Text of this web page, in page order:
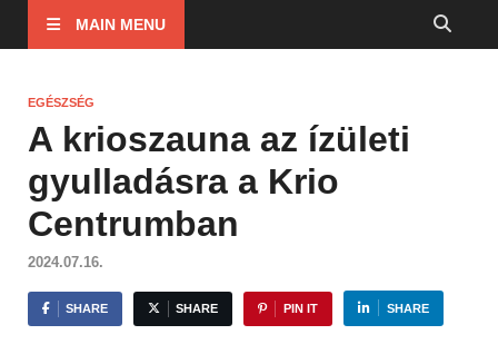
MAIN MENU
EGÉSZSÉG
A krioszauna az ízületi
gyulladásra a Krio
Centrumban
2024.07.16.
SHARE SHARE PIN IT SHARE